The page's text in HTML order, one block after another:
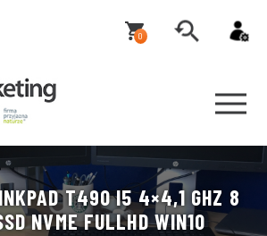
0
T490 I5 4×4,1 GHZ 8
NVME FULLHD WIN10